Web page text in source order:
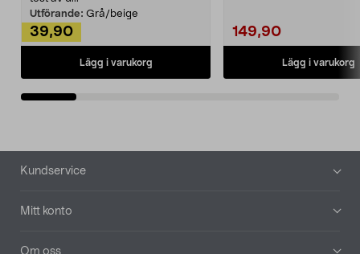
Utförande: Grå/beige
39,90
Lägg i varukorg
149,90
Lägg i varukorg
Sidfot
Kundservice
Mitt konto
Om oss